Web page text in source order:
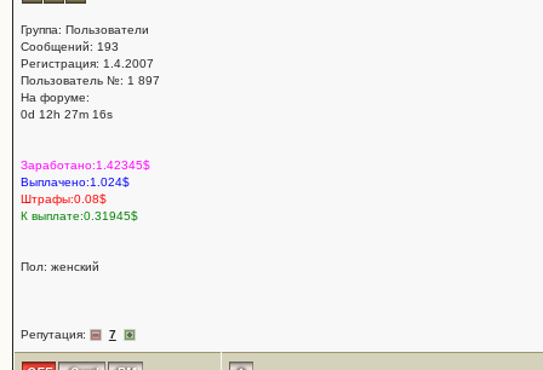
Группа: Пользователи
Сообщений: 193
Регистрация: 1.4.2007
Пользователь №: 1 897
На форуме:
0d 12h 27m 16s
Заработано:1.42345$
Выплачено:1.024$
Штрафы:0.08$
К выплате:0.31945$
Пол: женский
Репутация: 7